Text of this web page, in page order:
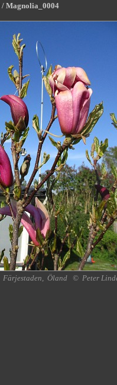
/ Magnolia_0004
Färjestaden, Öland © Peter